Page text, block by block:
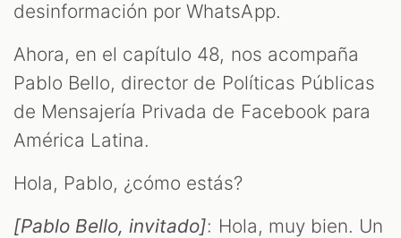
desinformación por WhatsApp.
Ahora, en el capítulo 48, nos acompaña
Pablo Bello, director de Políticas Públicas
de Mensajería Privada de Facebook para
América Latina.
Hola, Pablo, ¿cómo estás?
[Pablo Bello, invitado]: Hola, muy bien. Un